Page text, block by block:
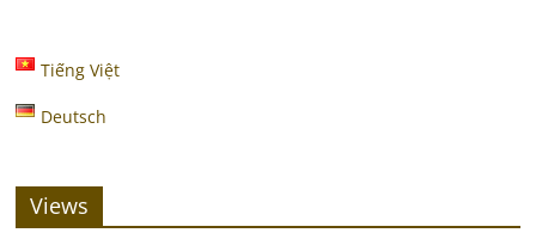
Tiếng Việt
Deutsch
Views